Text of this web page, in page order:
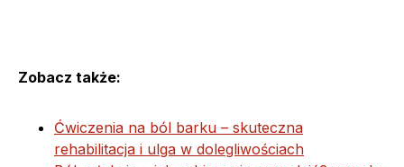
Zobacz także:
Ćwiczenia na ból barku – skuteczna
rehabilitacja i ulga w dolegliwościach